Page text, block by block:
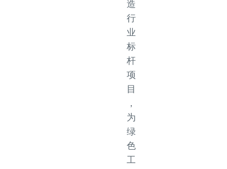
造
行
业
标
杆
项
目
，
为
绿
色
工